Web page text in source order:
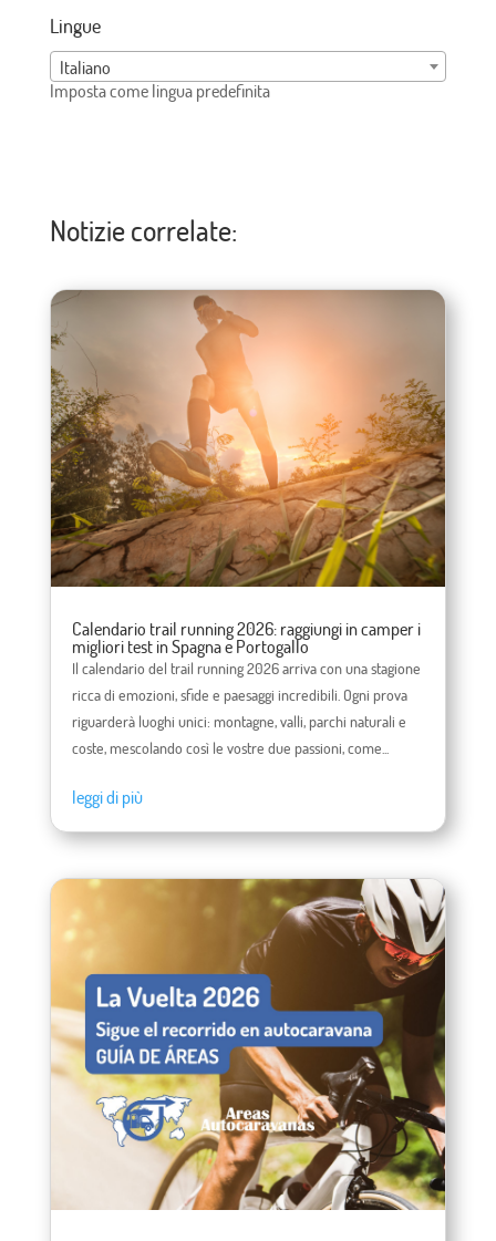
Lingue
Italiano
Imposta come lingua predefinita
Notizie correlate:
Calendario trail running 2026: raggiungi in camper i
migliori test in Spagna e Portogallo
Il calendario del trail running 2026 arriva con una stagione
ricca di emozioni, sfide e paesaggi incredibili. Ogni prova
riguarderà luoghi unici: montagne, valli, parchi naturali e
coste, mescolando così le vostre due passioni, come...
leggi di più